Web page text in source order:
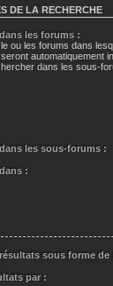
DE LA RECHERCHE
les forums :
ou les forums dans
automatiquement
dans les sous-
les sous-forums :
:
sous forme de
par :